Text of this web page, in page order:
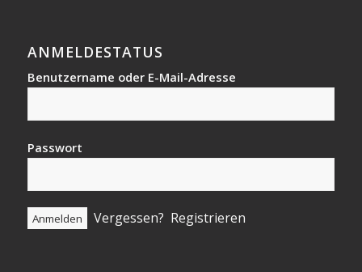
ANMELDESTATUS
Benutzername oder E-Mail-Adresse
Passwort
Vergessen? Registrieren